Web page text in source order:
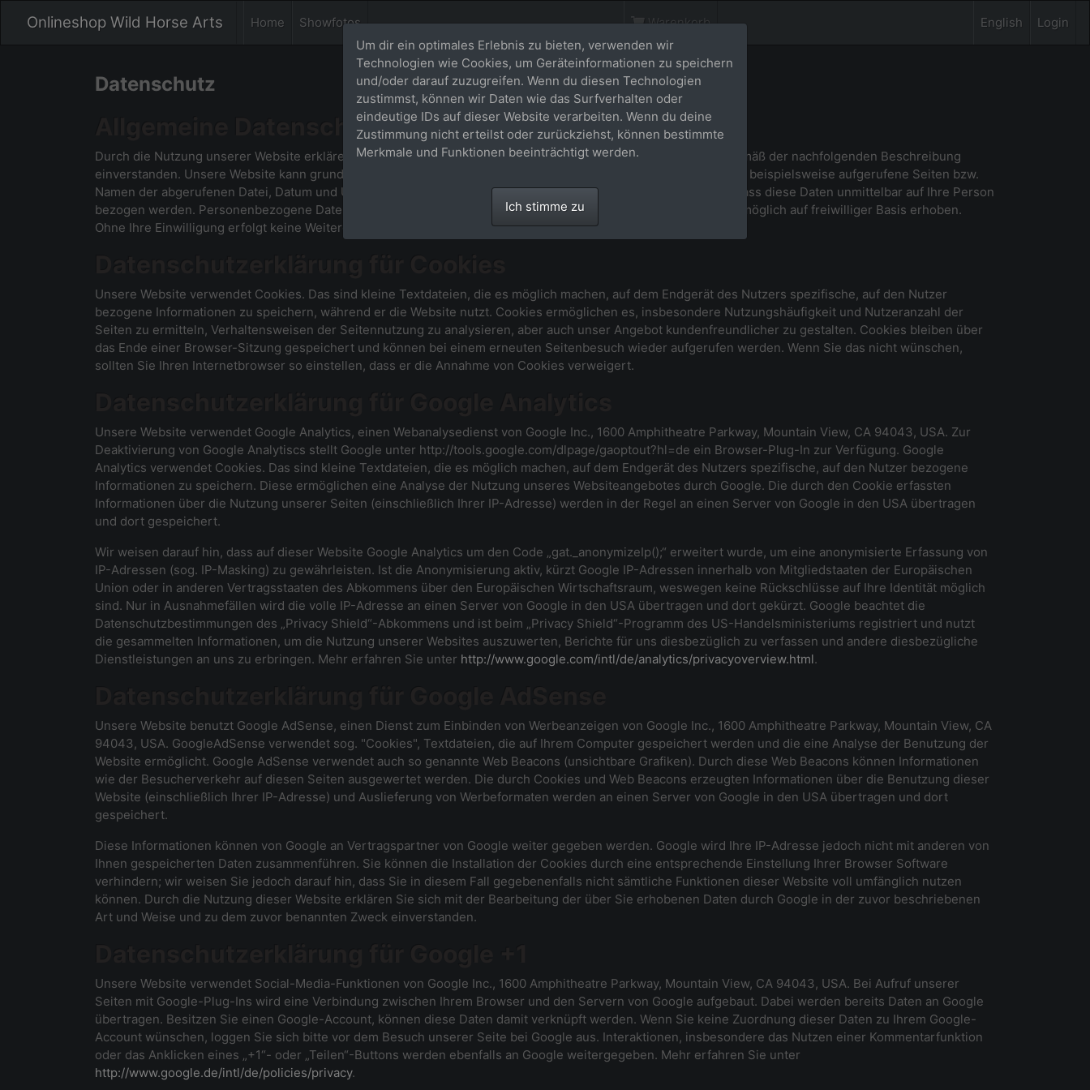
Onlineshop Wild Horse Arts Home Showfotos Warenkorb English Login
Datenschutz
Allgemeine Datenschutzerklärung
Durch die Nutzung unserer Website erklären Sie sich mit der Erhebung, Verarbeitung und Nutzung von Daten gemäß der nachfolgenden Beschreibung
einverstanden. Unsere Website kann grundsätzlich ohne Registrierung besucht werden. Dabei werden Daten wie beispielsweise aufgerufene Seiten bzw.
Namen der abgerufenen Datei, Datum und Uhrzeit zu statistischen Zwecken auf dem Server gespeichert, ohne dass diese Daten unmittelbar auf Ihre Person
bezogen werden. Personenbezogene Daten, insbesondere Name, Adresse oder E-Mail-Adresse werden soweit möglich auf freiwilliger Basis erhoben.
Ohne Ihre Einwilligung erfolgt keine Weitergabe der Daten an Dritte.
Unsere Website verwendet Cookies. Das sind kleine Textdateien, die es möglich machen, auf dem Endgerät des Nutzers spezifische, auf den Nutzer
bezogene Informationen zu speichern, während er die Website nutzt. Cookies ermöglichen es, insbesondere Nutzungshäufigkeit und Nutzeranzahl der
Seiten zu ermitteln, Verhaltensweisen der Seitennutzung zu analysieren, aber auch unser Angebot kundenfreundlicher zu gestalten. Cookies bleiben über
das Ende einer Browser-Sitzung gespeichert und können bei einem erneuten Seitenbesuch wieder aufgerufen werden. Wenn Sie das nicht wünschen,
sollten Sie Ihren Internetbrowser so einstellen, dass er die Annahme von Cookies verweigert.
Unsere Website verwendet Google Analytics, einen Webanalysedienst von Google Inc., 1600 Amphitheatre Parkway, Mountain View, CA 94043, USA. Zur
Deaktivierung von Google Analytiscs stellt Google unter http://tools.google.com/dlpage/gaoptout?hl=de ein Browser-Plug-In zur Verfügung. Google
Analytics verwendet Cookies. Das sind kleine Textdateien, die es möglich machen, auf dem Endgerät des Nutzers spezifische, auf den Nutzer bezogene
Informationen zu speichern. Diese ermöglichen eine Analyse der Nutzung unseres Websiteangebotes durch Google. Die durch den Cookie erfassten
Informationen über die Nutzung unserer Seiten (einschließlich Ihrer IP-Adresse) werden in der Regel an einen Server von Google in den USA übertragen
und dort gespeichert.
Wir weisen darauf hin, dass auf dieser Website Google Analytics um den Code „gat._anonymizeIp();“ erweitert wurde, um eine anonymisierte Erfassung von
IP-Adressen (sog. IP-Masking) zu gewährleisten. Ist die Anonymisierung aktiv, kürzt Google IP-Adressen innerhalb von Mitgliedstaaten der Europäischen
Union oder in anderen Vertragsstaaten des Abkommens über den Europäischen Wirtschaftsraum, weswegen keine Rückschlüsse auf Ihre Identität möglich
sind. Nur in Ausnahmefällen wird die volle IP-Adresse an einen Server von Google in den USA übertragen und dort gekürzt. Google beachtet die
Datenschutzbestimmungen des „Privacy Shield“-Abkommens und ist beim „Privacy Shield“-Programm des US-Handelsministeriums registriert und nutzt
die gesammelten Informationen, um die Nutzung unserer Websites auszuwerten, Berichte für uns diesbezüglich zu verfassen und andere diesbezügliche
Dienstleistungen an uns zu erbringen. Mehr erfahren Sie unter http://www.google.com/intl/de/analytics/privacyoverview.html.
Unsere Website benutzt Google AdSense, einen Dienst zum Einbinden von Werbeanzeigen von Google Inc., 1600 Amphitheatre Parkway, Mountain View, CA
94043, USA. GoogleAdSense verwendet sog. "Cookies", Textdateien, die auf Ihrem Computer gespeichert werden und die eine Analyse der Benutzung der
Website ermöglicht. Google AdSense verwendet auch so genannte Web Beacons (unsichtbare Grafiken). Durch diese Web Beacons können Informationen
wie der Besucherverkehr auf diesen Seiten ausgewertet werden. Die durch Cookies und Web Beacons erzeugten Informationen über die Benutzung dieser
Website (einschließlich Ihrer IP-Adresse) und Auslieferung von Werbeformaten werden an einen Server von Google in den USA übertragen und dort
gespeichert.
Diese Informationen können von Google an Vertragspartner von Google weiter gegeben werden. Google wird Ihre IP-Adresse jedoch nicht mit anderen von
Ihnen gespeicherten Daten zusammenführen. Sie können die Installation der Cookies durch eine entsprechende Einstellung Ihrer Browser Software
verhindern; wir weisen Sie jedoch darauf hin, dass Sie in diesem Fall gegebenenfalls nicht sämtliche Funktionen dieser Website voll umfänglich nutzen
können. Durch die Nutzung dieser Website erklären Sie sich mit der Bearbeitung der über Sie erhobenen Daten durch Google in der zuvor beschriebenen
Art und Weise und zu dem zuvor benannten Zweck einverstanden.
Unsere Website verwendet Social-Media-Funktionen von Google Inc., 1600 Amphitheatre Parkway, Mountain View, CA 94043, USA. Bei Aufruf unserer
Seiten mit Google-Plug-Ins wird eine Verbindung zwischen Ihrem Browser und den Servern von Google aufgebaut. Dabei werden bereits Daten an Google
übertragen. Besitzen Sie einen Google-Account, können diese Daten damit verknüpft werden. Wenn Sie keine Zuordnung dieser Daten zu Ihrem Google-
Account wünschen, loggen Sie sich bitte vor dem Besuch unserer Seite bei Google aus. Interaktionen, insbesondere das Nutzen einer Kommentarfunktion
oder das Anklicken eines „+1“- oder „Teilen“-Buttons werden ebenfalls an Google weitergegeben. Mehr erfahren Sie unter
http://www.google.de/intl/de/policies/privacy.
Um dir ein optimales Erlebnis zu bieten, verwenden wir
Technologien wie Cookies, um Geräteinformationen zu speichern
und/oder darauf zuzugreifen. Wenn du diesen Technologien
zustimmst, können wir Daten wie das Surfverhalten oder
eindeutige IDs auf dieser Website verarbeiten. Wenn du deine
Zustimmung nicht erteilst oder zurückziehst, können bestimmte
Merkmale und Funktionen beeinträchtigt werden.
Ich stimme zu